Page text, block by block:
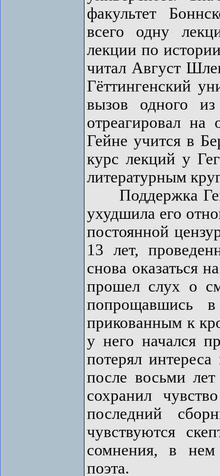
факультет
всего одну
лекции по
читал Август
Гёттингенский
вызов одного
отреагировал
Гейне учится в
курс лекций у
литературным
Поддержка
ухудшила его
постоянной
13 лет,
снова оказаться
прошел слух о
попрощавшись
прикованным к
у него начался
потерял
после восьми
сохранил
последний
чувствуются
сомнения, в нем
поэта.